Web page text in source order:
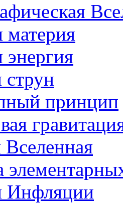
материя
струн
принцип
Вселенная
Инфляции